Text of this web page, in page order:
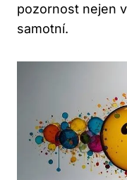
pozornost nejen
samotní.